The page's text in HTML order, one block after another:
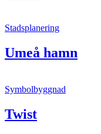
Stadsplanering
Umeå hamn
Symbolbyggnad
Twist